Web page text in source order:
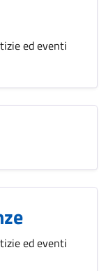
ed eventi
ed eventi